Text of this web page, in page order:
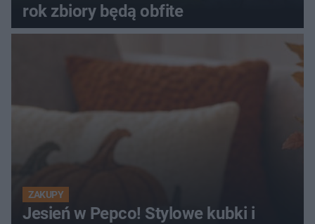
rok zbiory będą obfite
ZAKUPY
Jesień w Pepco! Stylowe kubki i